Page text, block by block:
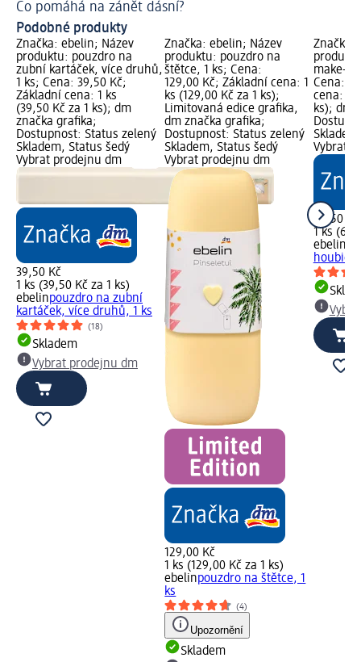
Co pomáhá na zánět dásní?
Podobné produkty
Značka: ebelin; Název
produktu: pouzdro na
zubní kartáček, více druhů,
1 ks; Cena: 39,50 Kč;
Základní cena: 1 ks
(39,50 Kč za 1 ks); dm
značka grafika;
Dostupnost: Status zelený
Skladem, Status šedý
Vybrat prodejnu dm
39,50 Kč
1 ks (39,50 Kč za 1 ks)
ebelinpouzdro na zubní
kartáček, více druhů, 1 ks
(18)
Skladem
Vybrat prodejnu dm
Značka: ebelin; Název
produktu: pouzdro na
štětce, 1 ks; Cena:
129,00 Kč; Základní cena: 1
ks (129,00 Kč za 1 ks);
Limitovaná edice grafika,
dm značka grafika;
Dostupnost: Status zelený
Skladem, Status šedý
Vybrat prodejnu dm
129,00 Kč
1 ks (129,00 Kč za 1 ks)
ebelinpouzdro na štětce, 1
ks
(4)
Upozornění
Skladem
Značka:
make-
Cena:
cena: 1
ks); dm
Vybrat
69,50 Kč
1 ks
ebelin